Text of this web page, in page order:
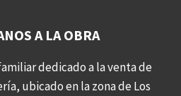
A LA OBRA
dedicado a la venta de
ubicado en la zona de Los